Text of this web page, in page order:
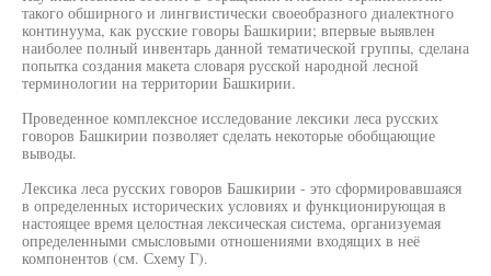
такого обширного и лингвистически своеобразного диалектного
континуума, как русские говоры Башкирии; впервые выявлен
наиболее полный инвентарь данной тематической группы, сделана
попытка создания макета словаря русской народной лесной
терминологии на территории Башкирии.
Проведенное комплексное исследование лексики леса русских
говоров Башкирии позволяет сделать некоторые обобщающие
выводы.
Лексика леса русских говоров Башкирии - это сформировавшаяся
в определенных исторических условиях и функционирующая в
настоящее время целостная лексическая система, организуемая
определенными смысловыми отношениями входящих в неё
компонентов (см. Схему Г).